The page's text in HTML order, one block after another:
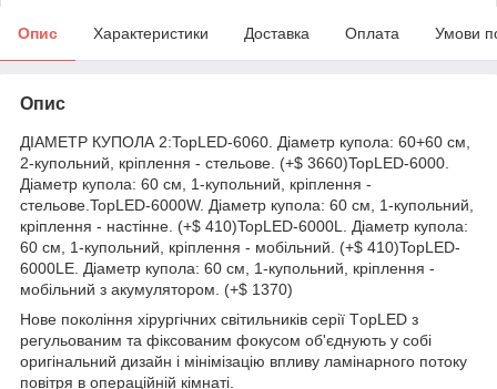
Опис Характеристики Доставка Оплата Умови
Опис
ДІАМЕТР КУПОЛА 2:TopLED-6060. Діаметр купола: 60+60 см,
2-купольний, кріплення - стельове. (+$ 3660)TopLED-6000.
Діаметр купола: 60 см, 1-купольний, кріплення -
стельове.TopLED-6000W. Діаметр купола: 60 см, 1-купольний,
кріплення - настінне. (+$ 410)TopLED-6000L. Діаметр купола:
60 см, 1-купольний, кріплення - мобільний. (+$ 410)TopLED-
6000LE. Діаметр купола: 60 см, 1-купольний, кріплення -
мобільний з акумулятором. (+$ 1370)
Нове покоління хірургічних світильників серії TорLED з
регульованим та фіксованим фокусом об'єднують у собі
оригінальний дизайн і мінімізацію впливу ламінарного потоку
повітря в операційній кімнаті.